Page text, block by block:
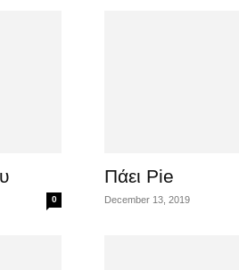
0
Πάει Pie
December 13, 2019